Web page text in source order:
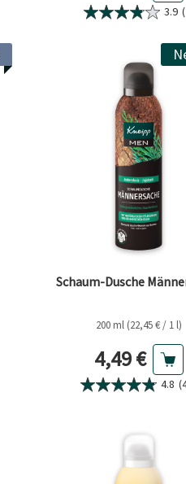
3.9
Schaum-Dusche
200 ml (22,45 € / 1 l)
Aktueller
4,49 €
4.8